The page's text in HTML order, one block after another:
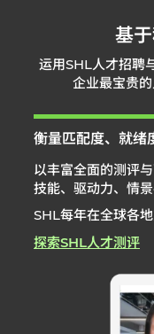
基
运用SHL人才招聘
企业最宝贵
衡量匹配度、就绪
以丰富全面的测评
技能、驱动力、情
SHL每年在全球各
探索SHL人才测评